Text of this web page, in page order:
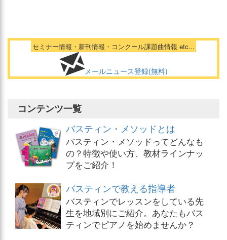
セミナー情報・新刊情報・コンクール課題曲情報 etc...
メールニュース登録(無料)
コンテンツ一覧
バスティン・メソッドとは
バスティン・メソッドってどんなも
の？特徴や使い方、教材ラインナッ
プをご紹介！
バスティンで教える指導者
バスティンでレッスンをしている先
生を地域別にご紹介。あなたもバス
ティンでピアノを始めませんか？